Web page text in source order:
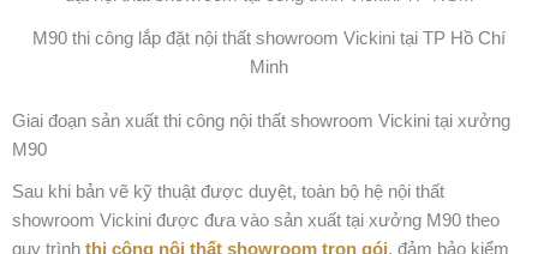
M90 thi công lắp đặt nội thất showroom Vickini tại TP Hồ Chí
Minh
Giai đoạn sản xuất thi công nội thất showroom Vickini tại xưởng
M90
Sau khi bản vẽ kỹ thuật được duyệt, toàn bộ hệ nội thất
showroom Vickini được đưa vào sản xuất tại xưởng M90 theo
quy trình thi công nội thất showroom trọn gói, đảm bảo kiểm